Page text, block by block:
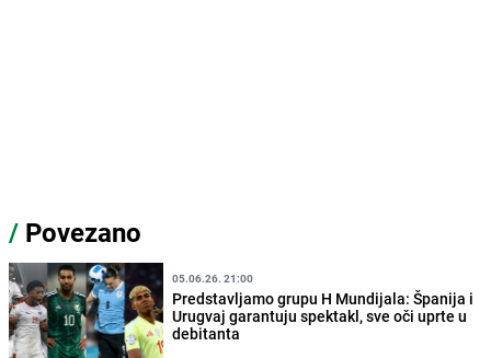
/ Povezano
05.06.26. 21:00
Predstavljamo grupu H Mundijala: Španija i
Urugvaj garantuju spektakl, sve oči uprte u
debitanta